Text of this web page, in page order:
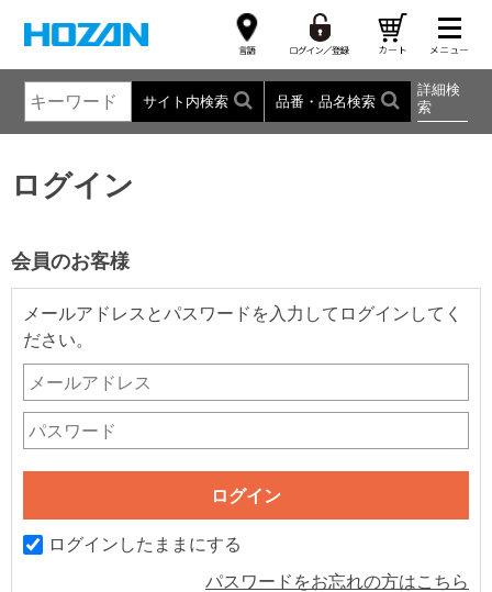
サイト内検索 品番・品名検索
詳細検
索
ログイン
会員のお客様
メールアドレスとパスワードを入力してログインしてく
ださい。
ログインしたままにする
パスワードをお忘れの方はこちら